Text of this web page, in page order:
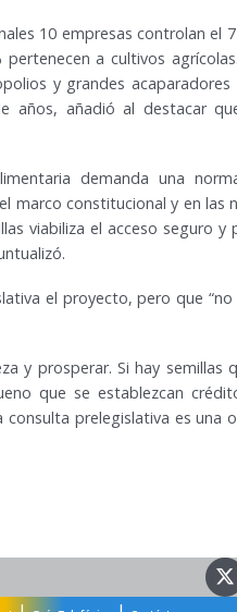
10 empresas controlan el
a cultivos
y grandes
añadió al destacar
demanda una
constitucional y en las
viabiliza el acceso seguro
el proyecto, pero que
y prosperar. Si hay semillas
que se establezcan
prelegislativa es una